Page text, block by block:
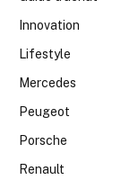
Innovation
Lifestyle
Mercedes
Peugeot
Porsche
Renault